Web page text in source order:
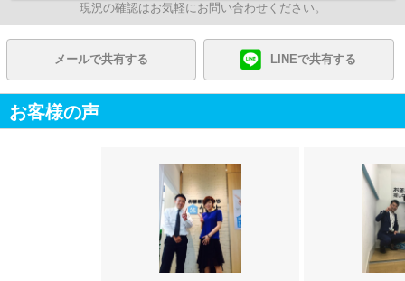
現況の確認はお気軽にお問い合わせください。
メールで共有する LINEで共有する
お客様の声